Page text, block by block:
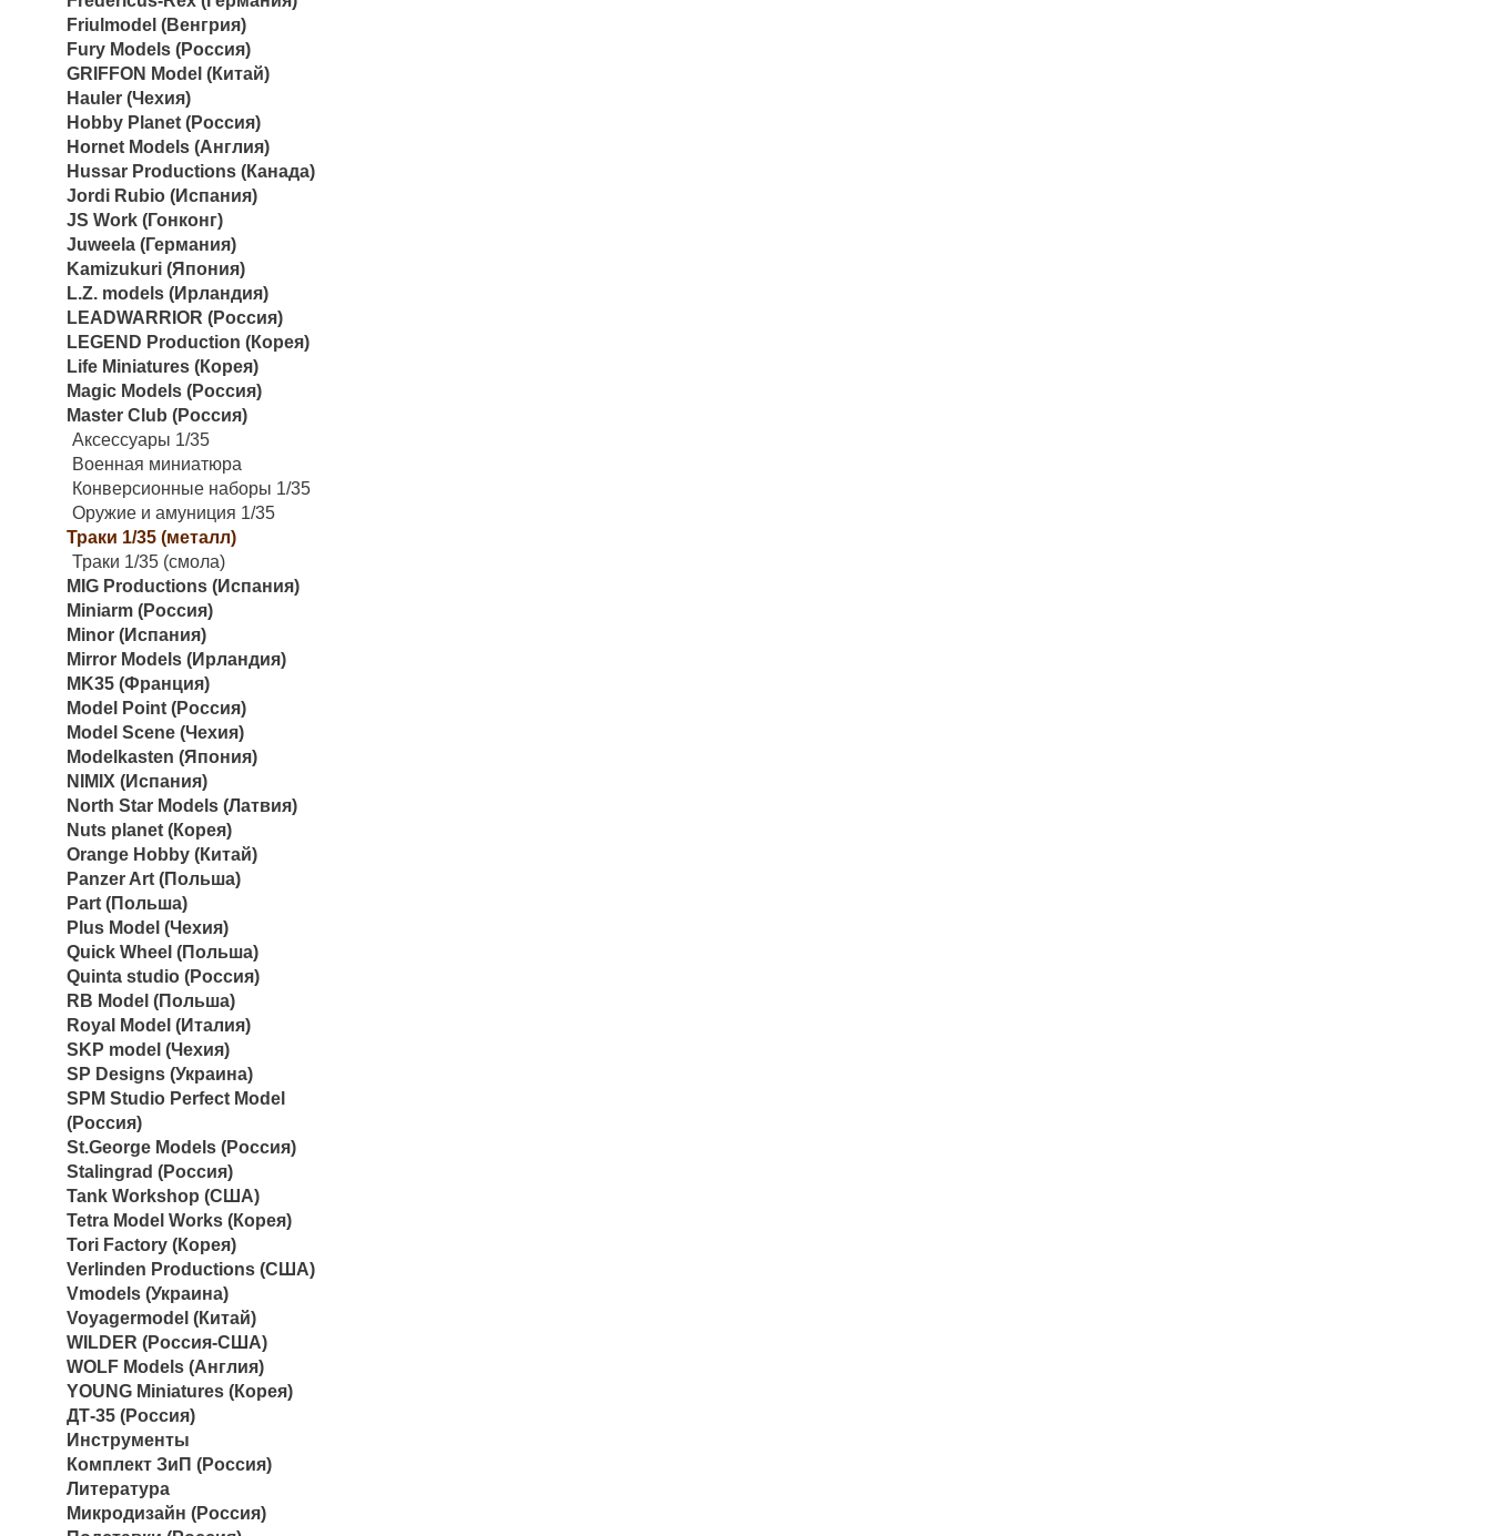
Friulmodel (Венгрия)
Fury Models (Россия)
GRIFFON Model (Китай)
Hauler (Чехия)
Hobby Planet (Россия)
Hornet Models (Англия)
Hussar Productions (Канада)
Jordi Rubio (Испания)
JS Work (Гонконг)
Juweela (Германия)
Kamizukuri (Япония)
L.Z. models (Ирландия)
LEADWARRIOR (Россия)
LEGEND Production (Корея)
Life Miniatures (Корея)
Magic Models (Россия)
Master Club (Россия)
Аксессуары 1/35
Военная миниатюра
Конверсионные наборы 1/35
Оружие и амуниция 1/35
Траки 1/35 (металл)
Траки 1/35 (смола)
MIG Productions (Испания)
Miniarm (Россия)
Minor (Испания)
Mirror Models (Ирландия)
MK35 (Франция)
Model Point (Россия)
Model Scene (Чехия)
Modelkasten (Япония)
NIMIX (Испания)
North Star Models (Латвия)
Nuts planet (Корея)
Orange Hobby (Китай)
Panzer Art (Польша)
Part (Польша)
Plus Model (Чехия)
Quick Wheel (Польша)
Quinta studio (Россия)
RB Model (Польша)
Royal Model (Италия)
SKP model (Чехия)
SP Designs (Украина)
SPM Studio Perfect Model
(Россия)
St.George Models (Россия)
Stalingrad (Россия)
Tank Workshop (США)
Tetra Model Works (Корея)
Tori Factory (Корея)
Verlinden Productions (США)
Vmodels (Украина)
Voyagermodel (Китай)
WILDER (Россия-США)
WOLF Models (Англия)
YOUNG Miniatures (Корея)
ДТ-35 (Россия)
Инструменты
Комплект ЗиП (Россия)
Литература
Микродизайн (Россия)